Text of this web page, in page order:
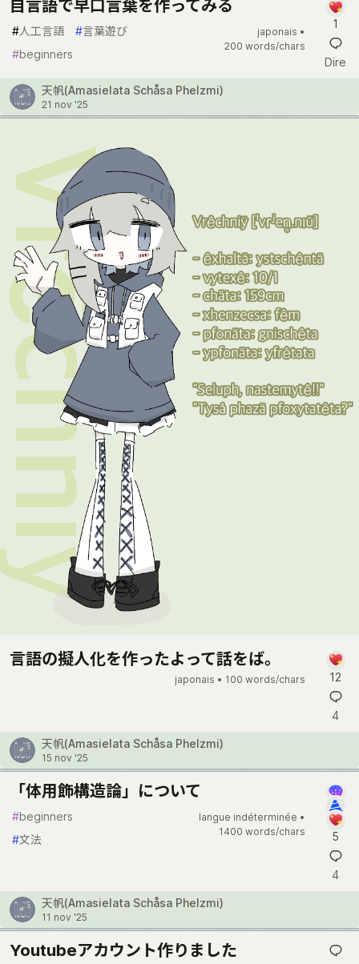
自言語で早口言葉を作ってみる
#人工言語 #言葉遊び
#beginners
japonais •
200 words/chars
1
Dire
天帆(Amasielata Schåsa Phelzmi)
21 nov '25
言語の擬人化を作ったよって話をば。
japonais • 100 words/chars 12
4
天帆(Amasielata Schåsa Phelzmi)
15 nov '25
「体用飾構造論」について
#beginners
#文法
langue indéterminée •
1400 words/chars
5
4
天帆(Amasielata Schåsa Phelzmi)
11 nov '25
Youtubeアカウント作りました